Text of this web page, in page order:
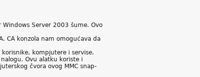
Server 2003 šume. Ovo
CA konzola nam omogućava da
kompjutere i servise.
Ovu alatku koriste i
čvora ovog MMC snap-